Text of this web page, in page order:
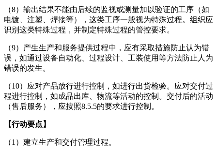
（8）输出结果不能由后续的监视或测量加以验证的工序（如
电镀、注塑、焊接等），这类工序一般视为特殊过程。组织应
识别这类特殊过程，并制定特殊过程的管控要求。
（9）产生生产和服务提供过程中，应有采取措施防止认为错
误，如通过设备自动化、过程设计、工装使用等方法防止人为
错误的发生。
（10）应对产品放行进行控制，如进行出货检验。应对交付过
程进行控制，如成品出库、物流等活动的控制。交付后的活动
（售后服务），应按照8.5.5的要求进行控制。
【行动要点】
（1）建立生产和交付管理过程。